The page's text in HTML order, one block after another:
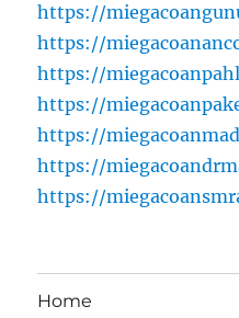
https://
https://
https://
https://
https://
https://
https://
Home